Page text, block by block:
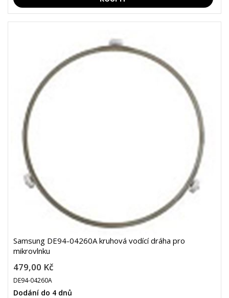
Samsung DE94-04260A kruhová vodící dráha pro
mikrovlnku
479,00 Kč
DE94-04260A
Dodání do 4 dnů